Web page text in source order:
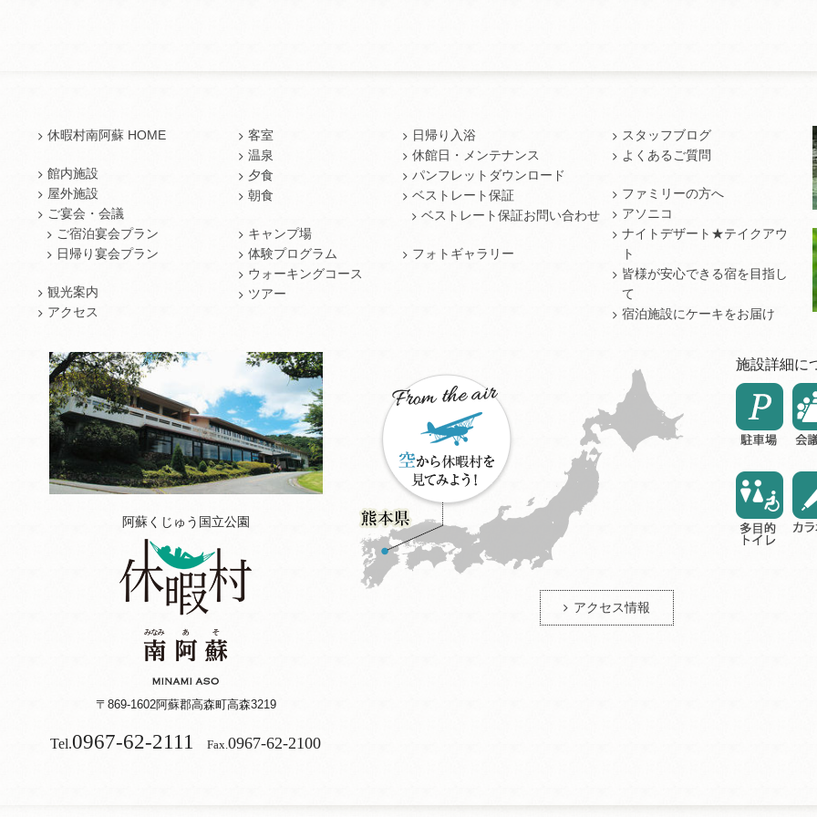
休暇村南阿蘇 HOME
館内施設
屋外施設
ご宴会・会議
ご宿泊宴会プラン
日帰り宴会プラン
観光案内
アクセス
客室
温泉
夕食
朝食
キャンプ場
体験プログラム
ウォーキングコース
ツアー
日帰り入浴
休館日・メンテナンス
パンフレットダウンロード
ベストレート保証
ベストレート保証お問い合わせ
フォトギャラリー
スタッフブログ
よくあるご質問
ファミリーの方へ
アソニコ
ナイトデザート★テイクアウ
ト
皆様が安心できる宿を目指し
て
宿泊施設にケーキをお届け
阿蘇くじゅう国立公園
〒869-1602阿蘇郡高森町高森3219
Tel.0967-62-2111 Fax. 0967-62-2100
アクセス情報
施設詳細に